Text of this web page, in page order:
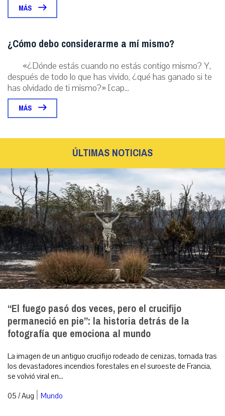
MÁS
¿Cómo debo considerarme a mí mismo?
«¿Dónde estás cuando no estás contigo mismo? Y,
después de todo lo que has vivido, ¿qué has ganado si te
has olvidado de ti mismo?» [cap...
MÁS
ÚLTIMAS NOTICIAS
“El fuego pasó dos veces, pero el crucifijo
permaneció en pie”: la historia detrás de la
fotografía que emociona al mundo
La imagen de un antiguo crucifijo rodeado de cenizas, tomada tras
los devastadores incendios forestales en el suroeste de Francia,
se volvió viral en...
05 / Aug | Mundo